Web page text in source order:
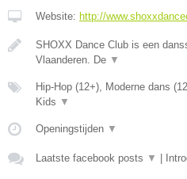
Website: http://
SHOXX Dance Club is een
Vlaanderen. De ▼
Hip-Hop (12+), Moderne dans
Kids ▼
Openingstijden ▼
Laatste facebook posts ▼ |